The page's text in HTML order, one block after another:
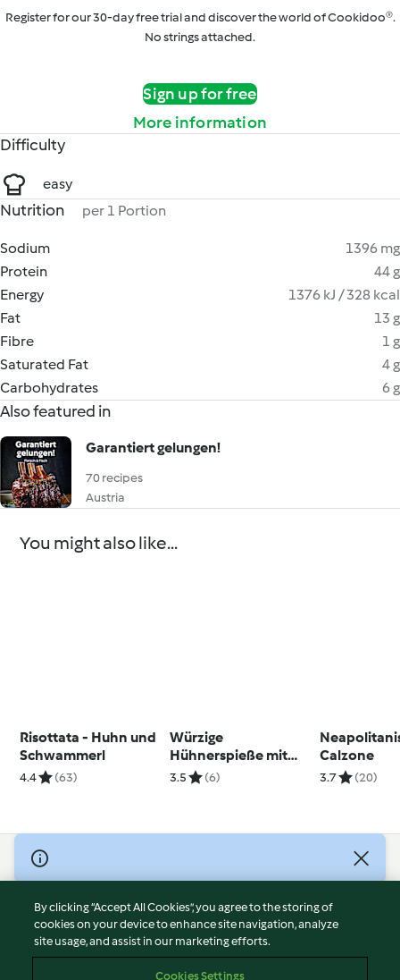
Register for our 30-day free trial and discover the world of Cookidoo®.
No strings attached.
Sign up for free
More information
Difficulty
easy
Nutrition per 1 Portion
Sodium
1396 mg
Protein
44 g
Energy
1376 kJ / 328 kcal
Fat
13 g
Fibre
1 g
Saturated Fat
4 g
Carbohydrates
6 g
Also featured in
Garantiert gelungen!
70 recipes
Austria
You might also like...
Risottata - Huhn und
Schwammerl
4.4 (63)
Würzige
Hühnerspieße mit
Spiralerdäpfeln
3.5 (6)
Calzone
3.7 (20)
© Copyright 2026
Terms of Service
Privacy Policy
Disclaimer
By clicking “Accept All Cookies”, you agree to the storing of
cookies on your device to enhance site navigation, analyze
site usage, and assist in our marketing efforts.
Cookies Settings